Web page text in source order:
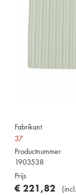
Fabrikant
37
Productnummer
1903538
Prijs
€ 221,82 (